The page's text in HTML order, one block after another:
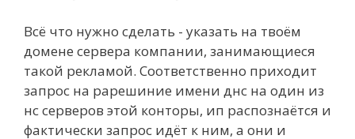
Всё что нужно сделать - указать на твоём
домене сервера компании, занимающиеся
такой рекламой. Соответственно приходит
запрос на рарешиние имени днс на один из
нс серверов этой конторы, ип распознаётся и
фактически запрос идёт к ним, а они и